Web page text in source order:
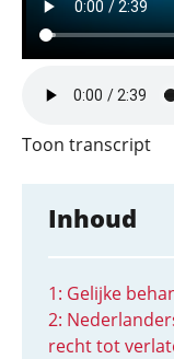
Toon transcript
Inhoud
1: Gelijke
2:
recht tot